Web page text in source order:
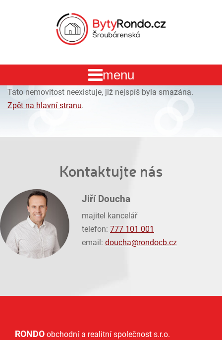
Tato nemovitost neexistuje, již nejspíš byla smazána.
Zpět na hlavní stranu.
Kontaktujte nás
Jiří Doucha
majitel kancelář
telefon: 777 101 001
email: doucha@rondocb.cz
RONDO obchodní a realitní společnost s.r.o.